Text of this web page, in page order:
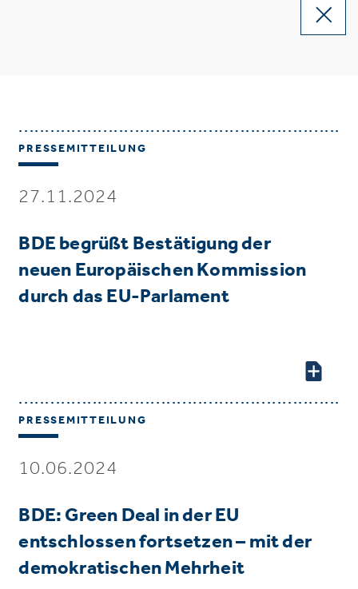
PRESSEMITTEILUNG
27.11.2024
BDE begrüßt Bestätigung der
neuen Europäischen Kommission
durch das EU-Parlament
PRESSEMITTEILUNG
10.06.2024
BDE: Green Deal in der EU
entschlossen fortsetzen – mit der
demokratischen Mehrheit